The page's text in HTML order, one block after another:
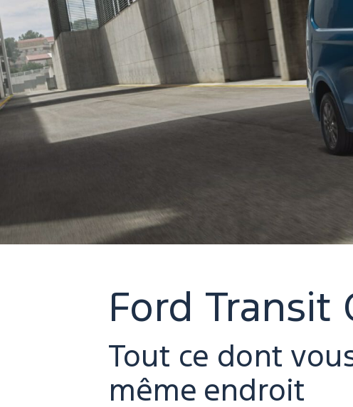
Ford Transit
Tout ce dont
même endroit